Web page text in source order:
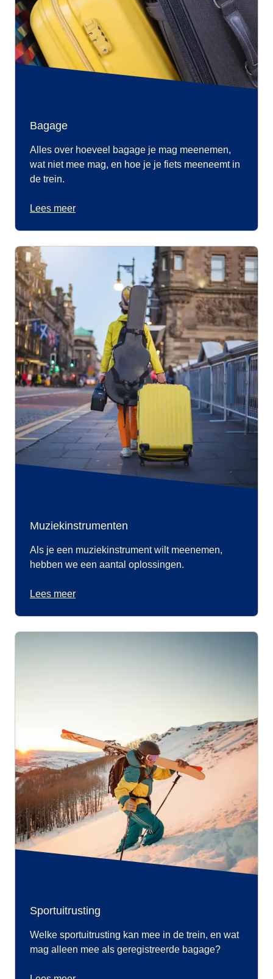
Bagage
Alles over hoeveel bagage je mag meenemen,
wat niet mee mag, en hoe je je fiets meeneemt in
de trein.
Lees meer
Muziekinstrumenten
Als je een muziekinstrument wilt meenemen,
hebben we een aantal oplossingen.
Lees meer
Sportuitrusting
Welke sportuitrusting kan mee in de trein, en wat
mag alleen mee als geregistreerde bagage?